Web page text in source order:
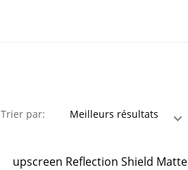
Trier par:
upscreen Reflection Shield Matte